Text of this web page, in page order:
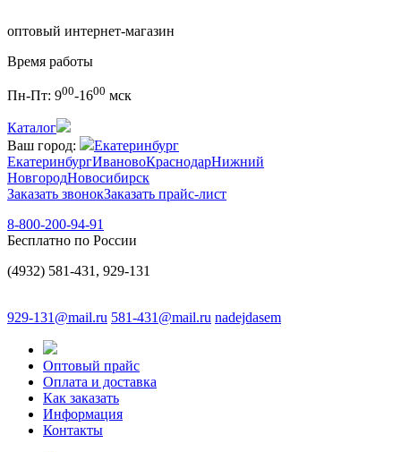
оптовый интернет-магазин
Время работы
Пн-Пт: 900-1600 мск
Каталог
Ваш город:
Екатеринбург
ЕкатеринбургИвановоКраснодарНижний
НовгородНовосибирск
Заказать звонокЗаказать прайс-лист
8-800-200-94-91
Бесплатно по России
(4932) 581-431, 929-131
929-131@mail.ru 581-431@mail.ru nadejdasem
Оптовый прайс
Оплата и доставка
Как заказать
Информация
Контакты